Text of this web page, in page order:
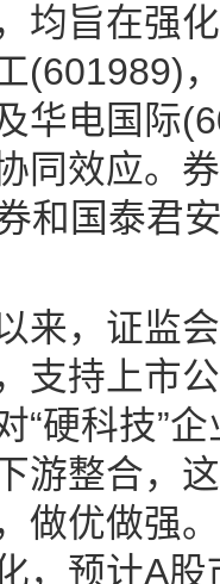
均旨在强
(601989)
华电国际
同效应。
和国泰君
来，证监
支持上市
“硬科技”
游整合，
做优做强
，预计A